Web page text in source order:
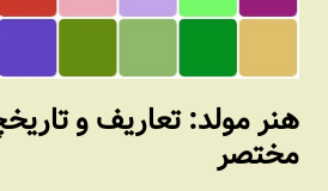
هنر مولد: تعاریف و
مختصر